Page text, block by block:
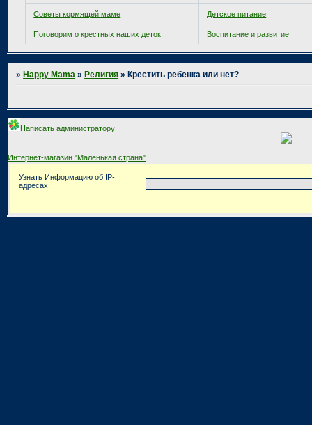
Советы кормящей маме Детское питание
Поговорим о крестных наших деток. Воспитание и развитие
»Happy Mama »Религия »Крестить ребенка или нет?
Написать администратору
Интернет-магазин "Маленькая страна"
Узнать Информацию об IP-
адресах: